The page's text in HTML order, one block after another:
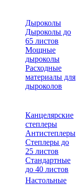
Дыроколы
Дыроколы до
65 листов
Мощные
дыроколы
Расходные
материалы для
дыроколов
Канцелярские
степлеры
Антистеплеры
Степлеры до
25 листов
Стандартные
до 40 листов
Настольные